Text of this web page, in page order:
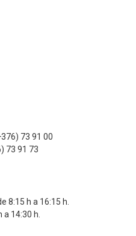
73 91 00
73 91 73
8:15 h a 16:15 h.
a 14:30 h.